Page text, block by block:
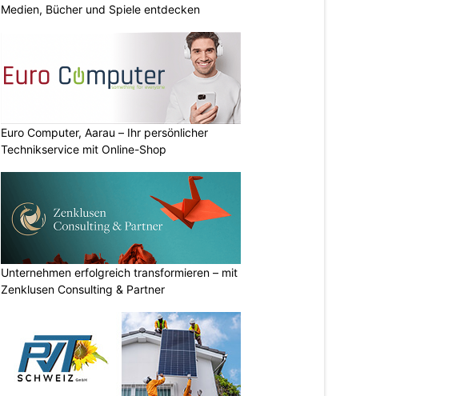
Medien, Bücher und Spiele entdecken
Euro Computer, Aarau – Ihr persönlicher
Technikservice mit Online-Shop
Unternehmen erfolgreich transformieren – mit
Zenklusen Consulting & Partner